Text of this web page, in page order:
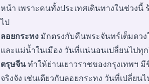
หน้า เพราะคนทั้งประเทศเดินทางในช่วงนี้
ไป
ลอยกระทง มักตรงกับคืนพระจันทร์เต็มดว
และแม่น้ำในเมือง วันที่แน่นอนเปลี่ยนไป
ตรุษจีนทำให้ย่านเยาวราชของกรุงเทพฯ
จริงจัง เช่นเดียวกับลอยกระทง วันที่เปลี่ย